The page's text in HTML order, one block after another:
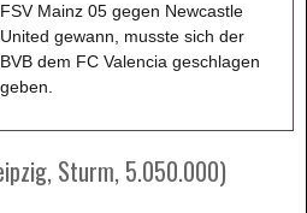
FSV Mainz 05 gegen Newcastle
United gewann, musste sich der
BVB dem FC Valencia geschlagen
geben.
Sturm, 5.050.000)